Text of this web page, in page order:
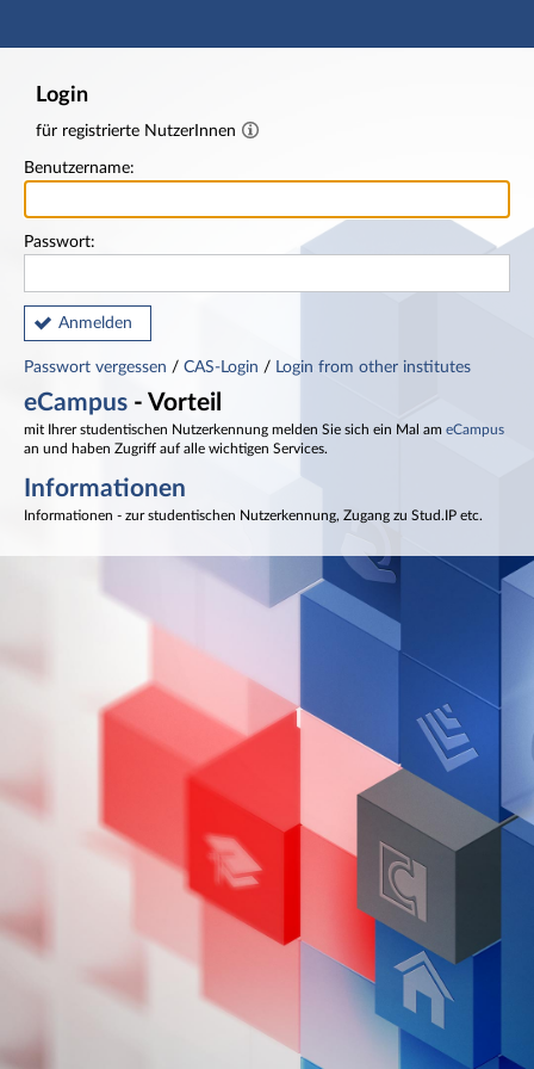
Hauptnavigation
Login
für registrierte NutzerInnen
Benutzername:
Passwort:
Anmelden
Passwort vergessen / CAS-Login / Login from other institutes
eCampus - Vorteil
mit Ihrer studentischen Nutzerkennung melden Sie sich ein Mal am eCampus
an und haben Zugriff auf alle wichtigen Services.
Informationen
Informationen - zur studentischen Nutzerkennung, Zugang zu Stud.IP etc.